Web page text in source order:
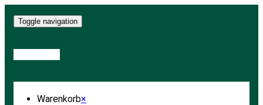
Toggle navigation
Warenkorb×